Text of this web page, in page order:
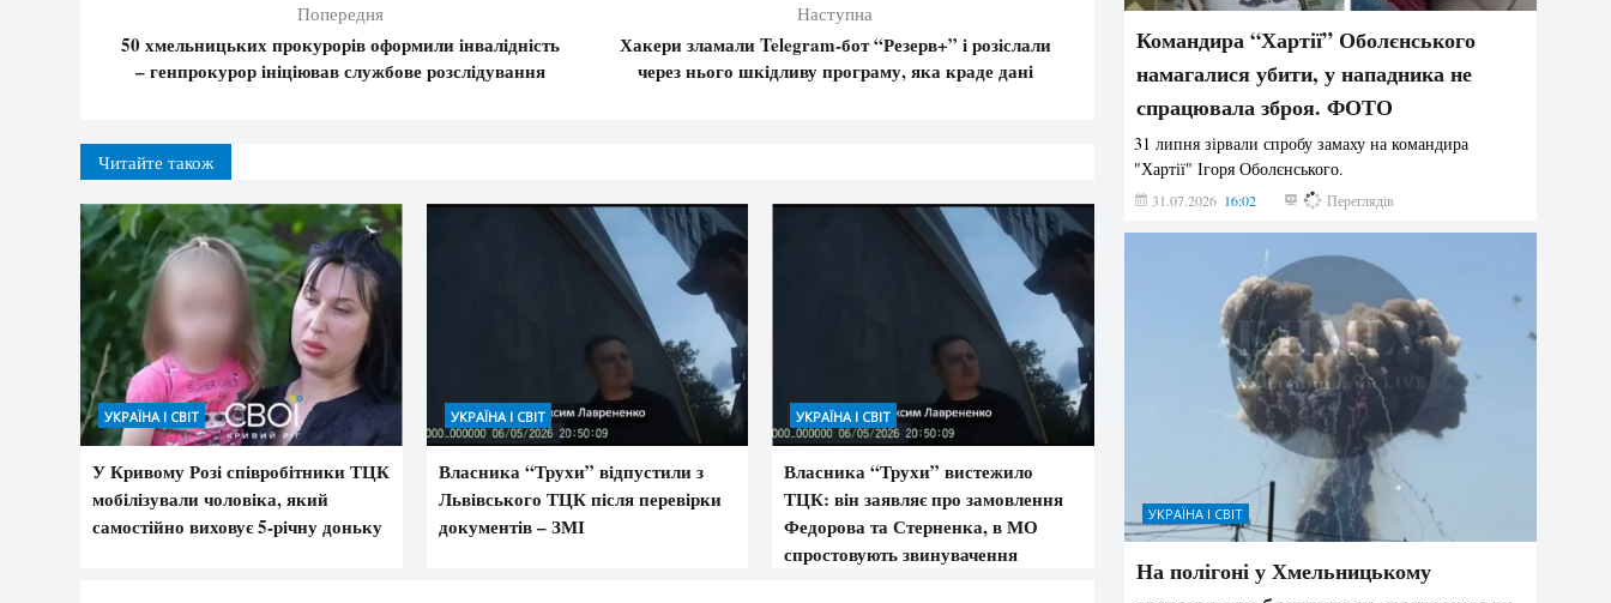
Попередня
50 хмельницьких прокурорів оформили інвалідність
– генпрокурор ініціював службове розслідування
Наступна
Хакери зламали Telegram-бот “Резерв+” і розіслали
через нього шкідливу програму, яка краде дані
Читайте також
УКРАЇНА І СВІТ
У Кривому Розі співробітники ТЦК
мобілізували чоловіка, який
самостійно виховує 5-річну доньку
УКРАЇНА І СВІТ
Власника “Трухи” відпустили з
Львівського ТЦК після перевірки
документів – ЗМІ
УКРАЇНА І СВІТ
Власника “Трухи” вистежило
ТЦК: він заявляє про замовлення
Федорова та Стерненка, в МО
спростовують звинувачення
Командира “Хартії” Оболєнського
намагалися убити, у нападника не
спрацювала зброя. ФОТО
31 липня зірвали спробу замаху на командира
"Хартії" Ігоря Оболєнського.
31.07.2026 16:02 178 Переглядів
УКРАЇНА І СВІТ
На полігоні у Хмельницькому